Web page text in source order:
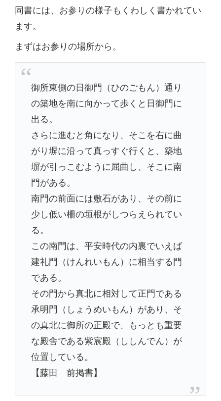
同書には、お参りの様子もくわしく書かれてい
ます。
まずはお参りの場所から。
御所東側の日御門（ひのごもん）通り
の築地を南に向かって歩くと日御門に
出る。
さらに進むと角になり、そこを右に曲
がり塀に沿って真っすぐ行くと、築地
塀が引っこむように屈曲し、そこに南
門がある。
南門の前面には敷石があり、その前に
少し低い柵の垣根がしつらえられてい
る。
この南門は、平安時代の内裏でいえば
建礼門（けんれいもん）に相当する門
である。
その門から真北に相対して正門である
承明門（しょうめいもん）があり、そ
の真北に御所の正殿で、もっとも重要
な殿舎である紫宸殿（ししんでん）が
位置している。
【藤田 前掲書】